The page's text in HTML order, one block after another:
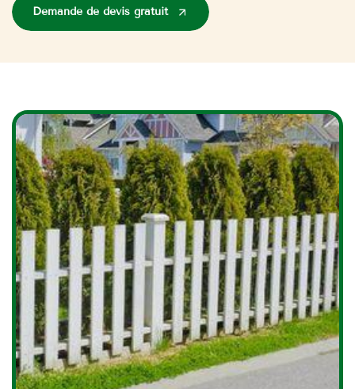
Demande de devis gratuit